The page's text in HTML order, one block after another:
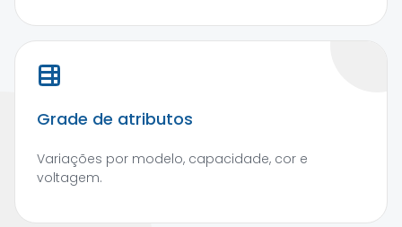
Grade de atributos
Variações por modelo, capacidade, cor e
voltagem.